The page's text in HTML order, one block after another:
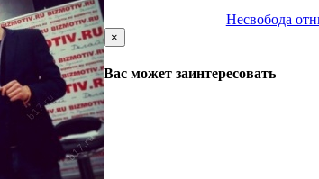
Несвобода
×
Вас может заинтересовать